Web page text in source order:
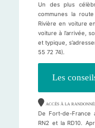
Un des plus
communes la
Rivière en voiture
voiture à l’arrivée,
et typique,
55 72 74).
Les
ACCÈS À LA
De Fort-de-France
RN2 et la RD10.